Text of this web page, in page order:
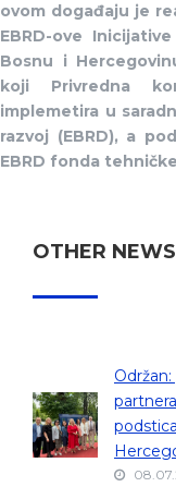
ovom događaju je
EBRD-ove
Bosnu i
koji Privredna
implemetira u
razvoj (EBRD), a
EBRD fonda
OTHER NEWS